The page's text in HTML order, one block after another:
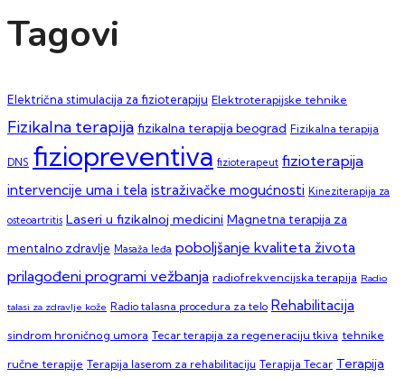
Tagovi
Električna stimulacija za fizioterapiju Elektroterapijske tehnike
Fizikalna terapija fizikalna terapija beograd Fizikalna terapija
DNS fiziopreventiva fizioterapeut fizioterapija
intervencije uma i tela istraživačke mogućnosti Kineziterapija za
osteoartritis Laseri u fizikalnoj medicini Magnetna terapija za
mentalno zdravlje Masaža leđa poboljšanje kvaliteta života
prilagođeni programi vežbanja radiofrekvencijska terapija Radio
talasi za zdravlje kože Radio talasna procedura za telo Rehabilitacija
sindrom hroničnog umora Tecar terapija za regeneraciju tkiva tehnike
ručne terapije Terapija laserom za rehabilitaciju Terapija Tecar Terapija